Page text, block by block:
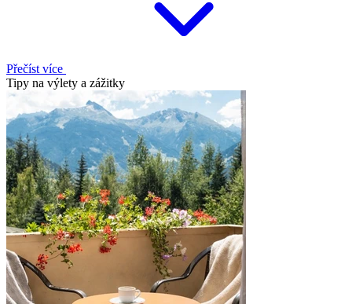
Přečíst více
Tipy na výlety a zážitky